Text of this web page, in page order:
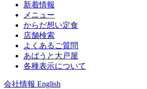
新着情報
メニュー
からだ想い定食
店舗検索
よくあるご質問
あばうと大戸屋
各種表示について
会社情報 English